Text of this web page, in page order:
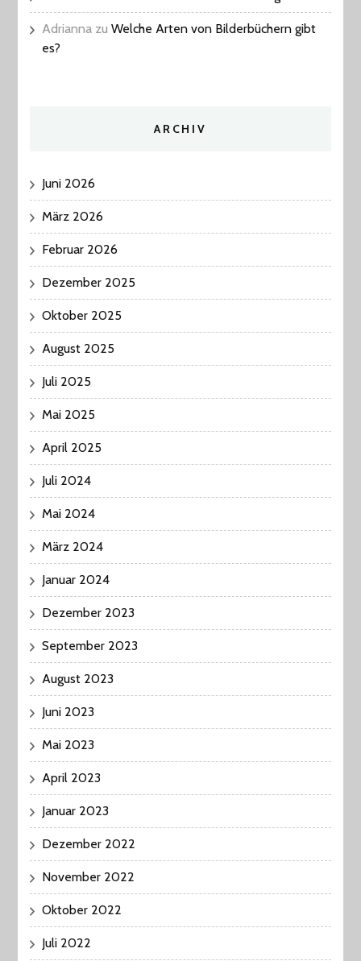
Adrianna zuWelche Arten von Bilderbüchern gibt
es?
ARCHIV
Juni 2026
März 2026
Februar 2026
Dezember 2025
Oktober 2025
August 2025
Juli 2025
Mai 2025
April 2025
Juli 2024
Mai 2024
März 2024
Januar 2024
Dezember 2023
September 2023
August 2023
Juni 2023
Mai 2023
April 2023
Januar 2023
Dezember 2022
November 2022
Oktober 2022
Juli 2022